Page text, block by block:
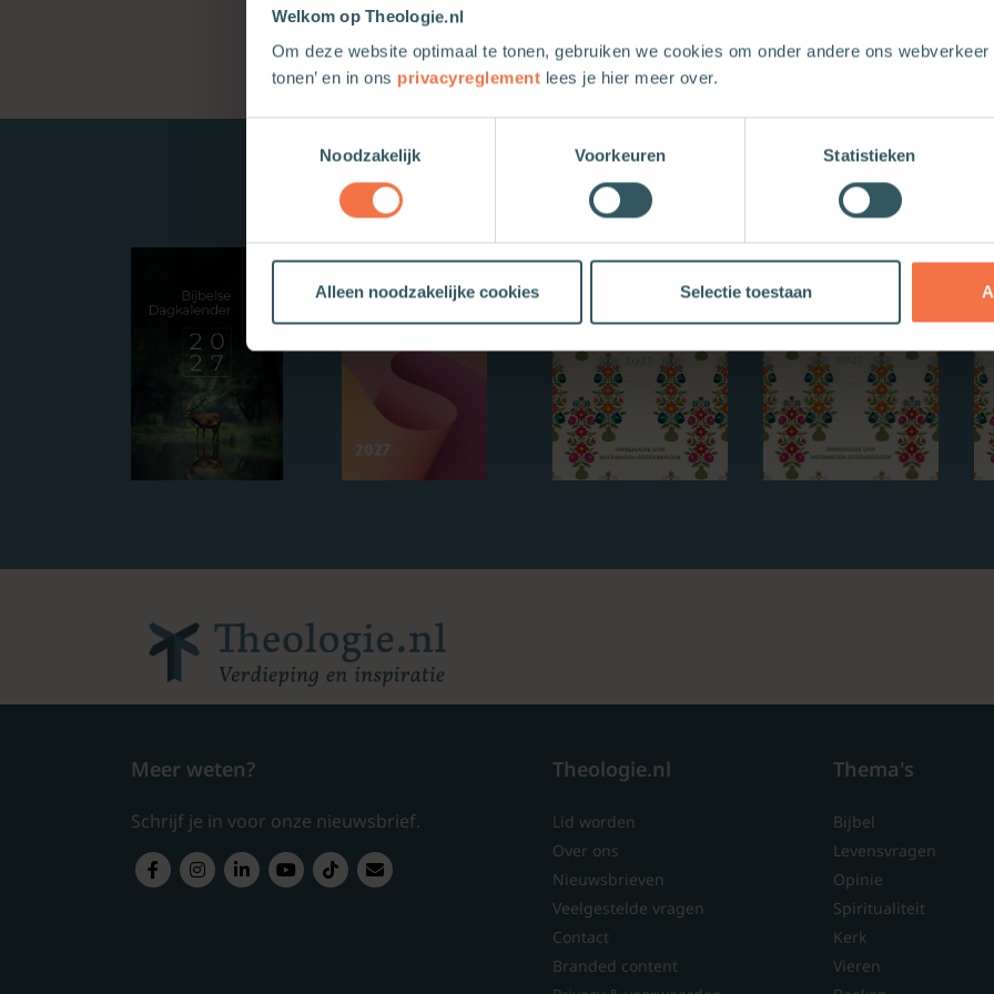
Welkom op Theologie.nl
Om deze website optimaal te tonen, gebruiken we cookies om onder andere ons webverkeer
tonen’ en in ons privacyreglement lees je hier meer over.
Noodzakelijk
Voorkeuren Statistieken
Alleen noodzakelijke cookies Selectie toestaan
Nieuwe boeken
Meer weten?
Schrijf je in voor onze nieuwsbrief.
Theologie.nl
Lid worden
Over ons
Nieuwsbrieven
Veelgestelde vragen
Contact
Branded content
Thema's
Bijbel
Levensvragen
Opinie
Spiritualiteit
Kerk
Vieren